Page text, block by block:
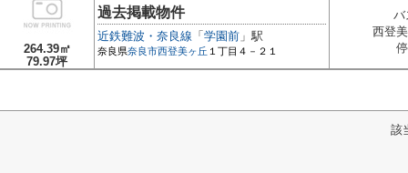
264.39㎡
79.97坪
過去掲載物件
近鉄難波・奈良線 「 学園前 」駅
奈良県奈良市西登美ヶ丘 １丁目４－２１
バ
西登
該